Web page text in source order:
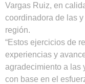
Vargas Ruiz, en
coordinadora de las
región.
“Estos ejercicios de
experiencias y
agradecimiento a las
con base en el